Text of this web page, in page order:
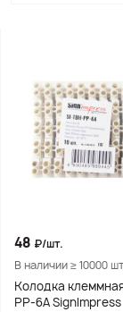
48 ₽/шт.
В наличии ≥ 10000
Колодка
PP-6A SignImpress